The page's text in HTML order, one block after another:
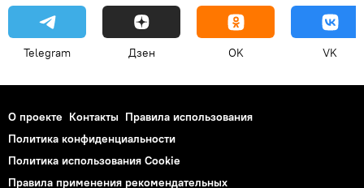
Telegram Дзен OK VK
О проекте Контакты Правила использования
Политика конфиденциальности
Политика использования Cookie
Правила применения рекомендательных